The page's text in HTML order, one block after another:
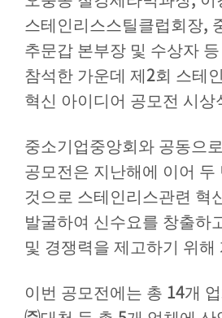
스테인리스스틸클럽회장,
추문갑 본부장 및 수상자 등
참석한 가운데 제 2회 스테
혁신 아이디어 공모전 시상
중소기업중앙회와 공동으
공모전은 지난해에 이어 두
것으로 스테인리스관련 혁
발굴하여 신수요를 창출하
및 경쟁력을 제고하기 위해
이번 공모전에는 총 14개